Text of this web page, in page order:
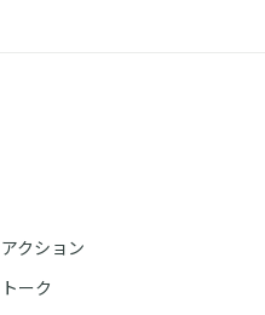
アクション
トーク